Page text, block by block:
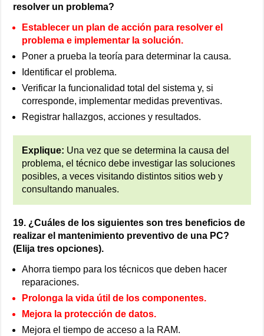
resolver un problema?
Establecer un plan de acción para resolver el
problema e implementar la solución.
Poner a prueba la teoría para determinar la causa.
Identificar el problema.
Verificar la funcionalidad total del sistema y, si
corresponde, implementar medidas preventivas.
Registrar hallazgos, acciones y resultados.
Explique: Una vez que se determina la causa del
problema, el técnico debe investigar las soluciones
posibles, a veces visitando distintos sitios web y
consultando manuales.
19. ¿Cuáles de los siguientes son tres beneficios de
realizar el mantenimiento preventivo de una PC?
(Elija tres opciones).
Ahorra tiempo para los técnicos que deben hacer
reparaciones.
Prolonga la vida útil de los componentes.
Mejora la protección de datos.
Mejora el tiempo de acceso a la RAM.